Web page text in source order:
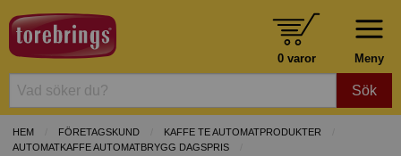
Meny
0 varor
Sök
HEM FÖRETAGSKUND
KAFFE TE AUTOMATPRODUKTER
AUTOMATKAFFE AUTOMATBRYGG DAGSPRIS